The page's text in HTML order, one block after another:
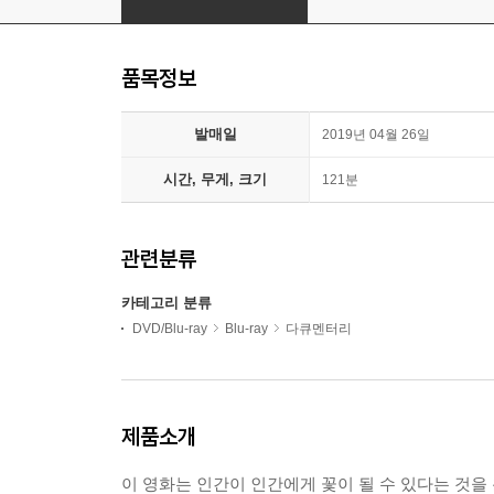
품목정보
발매일 2019년 04월 26일
시간, 무게, 크기 121분
관련분류
카테고리 분류
DVD/Blu-ray Blu-ray 다큐멘터리
제품소개
이 영화는 인간이 인간에게 꽃이 될 수 있다는 것